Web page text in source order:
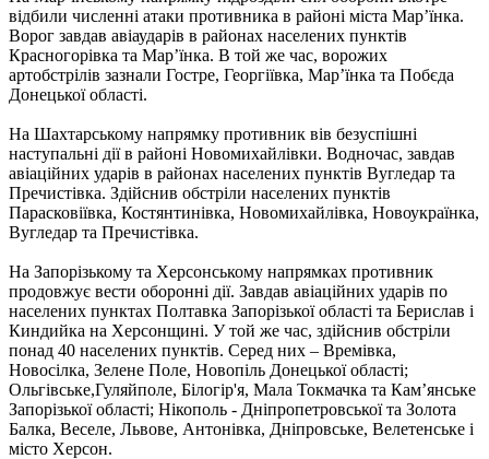
відбили численні атаки противника в районі міста Мар’їнка.
Ворог завдав авіаударів в районах населених пунктів
Красногорівка та Мар’їнка. В той же час, ворожих
артобстрілів зазнали Гостре, Георгіївка, Мар’їнка та Побєда
Донецької області.
На Шахтарському напрямку противник вів безуспішні
наступальні дії в районі Новомихайлівки. Водночас, завдав
авіаційних ударів в районах населених пунктів Вугледар та
Пречистівка. Здійснив обстріли населених пунктів
Парасковіївка, Костянтинівка, Новомихайлівка, Новоукраїнка,
Вугледар та Пречистівка.
На Запорізькому та Херсонському напрямках противник
продовжує вести оборонні дії. Завдав авіаційних ударів по
населених пунктах Полтавка Запорізької області та Берислав і
Киндийка на Херсонщині. У той же час, здійснив обстріли
понад 40 населених пунктів. Серед них – Времівка,
Новосілка, Зелене Поле, Новопіль Донецької області;
Ольгівське,Гуляйполе, Білогір'я, Мала Токмачка та Кам’янське
Запорізької області; Нікополь - Дніпропетровської та Золота
Балка, Веселе, Львове, Антонівка, Дніпровське, Велетенське і
місто Херсон.